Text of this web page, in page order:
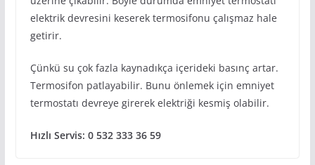
elektrik devresini keserek termosifonu çalışmaz hale
getirir.
Çünkü su çok fazla kaynadıkça içerideki basınç artar.
Termosifon patlayabilir. Bunu önlemek için emniyet
termostatı devreye girerek elektriği kesmiş olabilir.
Hızlı Servis: 0 532 333 36 59